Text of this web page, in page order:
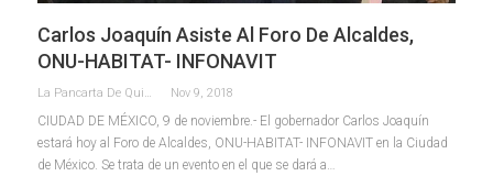
Carlos Joaquín Asiste Al Foro De Alcaldes,
ONU-HABITAT- INFONAVIT
La Pancarta De Quintana Roo Nov 9, 2018
CIUDAD DE MÉXICO, 9 de noviembre.- El gobernador Carlos Joaquín
estará hoy al Foro de Alcaldes, ONU-HABITAT- INFONAVIT en la Ciudad
de México. Se trata de un evento en el que se dará a…